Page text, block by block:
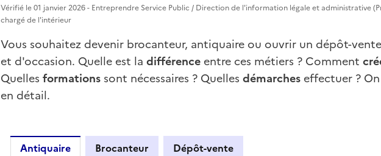
Vérifié le 01 janvier 2026 - Entreprendre Service Public / Direction de l'information légale et administrative
chargé de l'intérieur
Vous souhaitez devenir brocanteur, antiquaire ou ouvrir un dépôt-
et d'occasion. Quelle est la différence entre ces métiers ? Comment
Quelles formations sont nécessaires ? Quelles démarches effectuer ?
en détail.
Antiquaire Brocanteur Dépôt-vente